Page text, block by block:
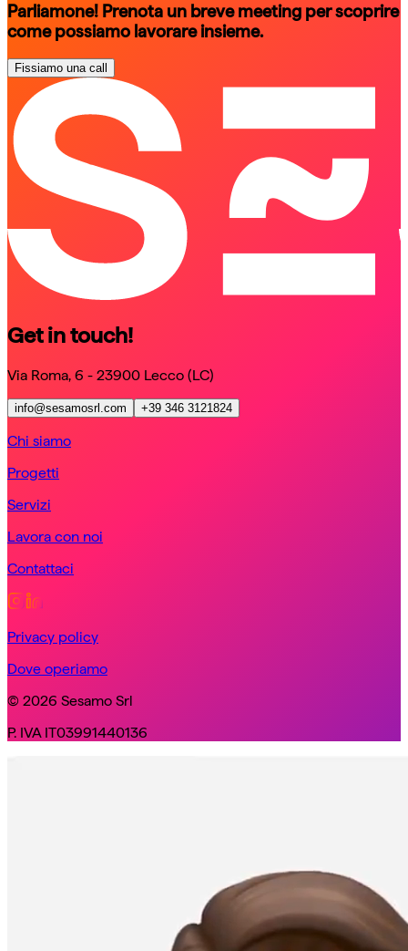
Parliamone! Prenota un breve meeting per scoprire
come possiamo lavorare insieme.
Fissiamo una call
schedule a call
schedule a call
Get in touch!
Via Roma, 6 - 23900 Lecco (LC)
info@sesamosrl.com +39 346 3121824
Chi siamo
Progetti
Servizi
Lavora con noi
Contattaci
Privacy policy
Dove operiamo
© 2026 Sesamo Srl
P. IVA IT03991440136